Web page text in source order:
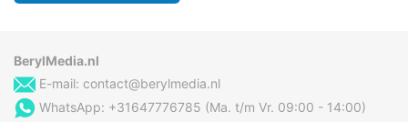
BerylMedia.nl
E-mail: contact@berylmedia.nl
WhatsApp: +31647776785 (Ma. t/m Vr. 09:00 - 14:00)